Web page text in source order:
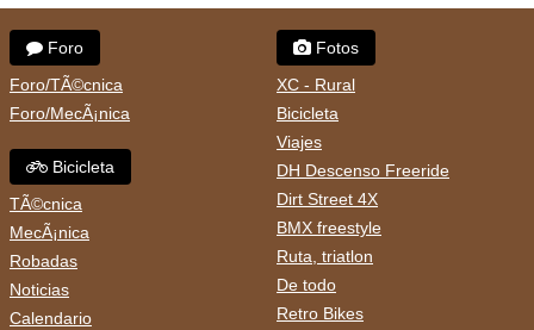
Foro
Foro/TÃ©cnica
Foro/MecÃ¡nica
Bicicleta
TÃ©cnica
MecÃ¡nica
Robadas
Noticias
Calendario
Fotos
XC - Rural
Bicicleta
Viajes
DH Descenso Freeride
Dirt Street 4X
BMX freestyle
Ruta, triatlon
De todo
Retro Bikes